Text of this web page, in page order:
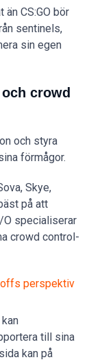
än CS:GO bör
sentinels,
sin egen
crowd
och styra
förmågor.
Skye,
på att
O specialiserar
crowd control-
perspektiv
till sina
kan på